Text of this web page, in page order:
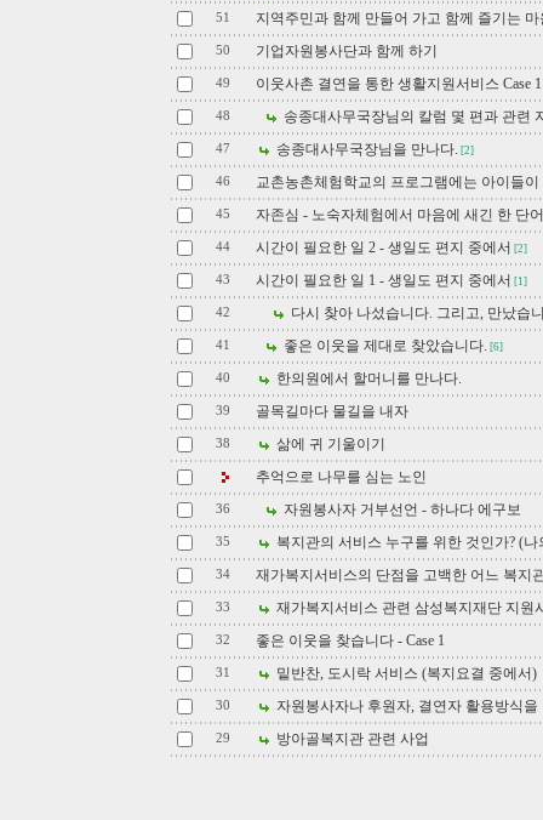
51 지역주민과 함께 만들어 가고 함께 즐기는
50 기업자원봉사단과 함께 하기
49 이웃사촌 결연을 통한 생활지원서비스 Case 1
48 송종대사무국장님의 칼럼 몇 편과 관련
47 송종대사무국장님을 만나다. [2]
46 교촌농촌체험학교의 프로그램에는 아이들
45 자존심 - 노숙자체험에서 마음에 새긴 한 단어
44 시간이 필요한 일 2 - 생일도 편지 중에서 [2]
43 시간이 필요한 일 1 - 생일도 편지 중에서 [1]
42 다시 찾아 나섰습니다. 그리고, 만났습
41 좋은 이웃을 제대로 찾았습니다. [6]
40 한의원에서 할머니를 만나다.
39 골목길마다 물길을 내자
38
삶에 귀 기울이기
추억으로 나무를 심는 노인
36 자원봉사자 거부선언 - 하나다 에구보
35 복지관의 서비스 누구를 위한 것인가? (
34 재가복지서비스의 단점을 고백한 어느 복지
33 재가복지서비스 관련 삼성복지재단 지원
32 좋은 이웃을 찾습니다 - Case 1
31 밑반찬, 도시락 서비스 (복지요결 중에서)
30 자원봉사자나 후원자, 결연자 활용방식
29 방아골복지관 관련 사업